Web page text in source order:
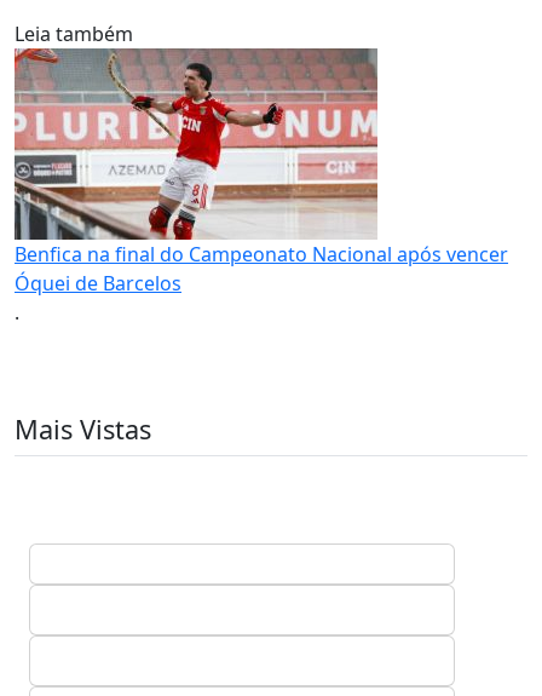
Leia também
Benfica na final do Campeonato Nacional após vencer
Óquei de Barcelos
.
Mais Vistas